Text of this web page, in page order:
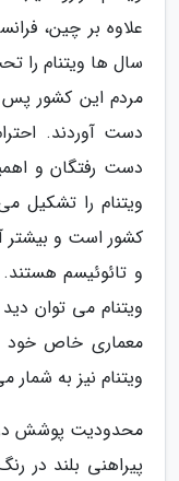
علاوه بر چین،
سال ها ویتنام را
مردم این کشور پس
دست آوردند.
دست رفتگان و
ویتنام را تشکیل
و تائوئیسم
ویتنام می توان
معماری خاص خود
ویتنام نیز به شمار
محدودیت پوشش در
پیراهنی بلند در